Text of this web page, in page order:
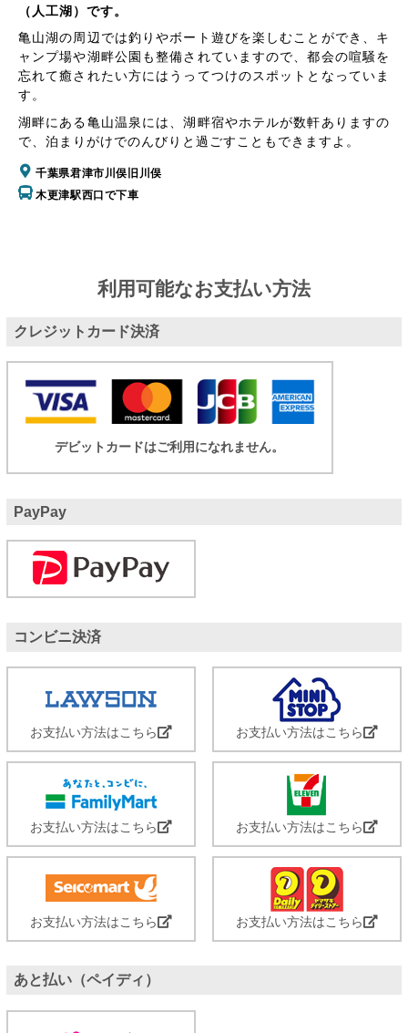
（人工湖）です。
亀山湖の周辺では釣りやボート遊びを楽しむことができ、キ
ャンプ場や湖畔公園も整備されていますので、都会の喧騒を
忘れて癒されたい方にはうってつけのスポットとなっていま
す。
湖畔にある亀山温泉には、湖畔宿やホテルが数軒ありますの
で、泊まりがけでのんびりと過ごすこともできますよ。
千葉県君津市川俣旧川俣
木更津駅西口で下車
利用可能なお支払い方法
クレジットカード決済
デビットカードはご利用になれません。
PayPay
コンビニ決済
お支払い方法はこちら お支払い方法はこちら
お支払い方法はこちら お支払い方法はこちら
お支払い方法はこちら お支払い方法はこちら
あと払い（ペイディ）